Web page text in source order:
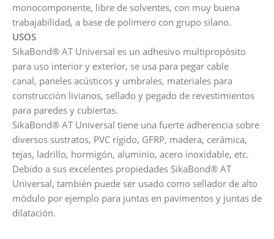
monocomponente, libre de solventes, con muy buena
trabajabilidad, a base de polimero con grupo silano.
USOS
SikaBond® AT Universal es un adhesivo multipropósito
para uso interior y exterior, se usa para pegar cable
canal, paneles acústicos y umbrales, materiales para
construcción livianos, sellado y pegado de revestimientos
para paredes y cubiertas.
SikaBond® AT Universal tiene una fuerte adherencia sobre
diversos sustratos, PVC rígido, GFRP, madera, cerámica,
tejas, ladrillo, hormigón, aluminio, acero inoxidable, etc.
Debido a sus excelentes propiedades SikaBond® AT
Universal, también puede ser usado como sellador de alto
módulo por ejemplo para juntas en pavimentos y juntas de
dilatación.